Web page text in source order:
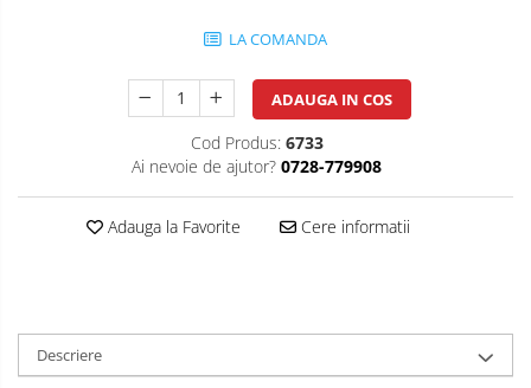
LA COMANDA
ADAUGA IN COS
Cod Produs: 6733
Ai nevoie de ajutor? 0728-779908
Adauga la Favorite Cere informatii
Descriere